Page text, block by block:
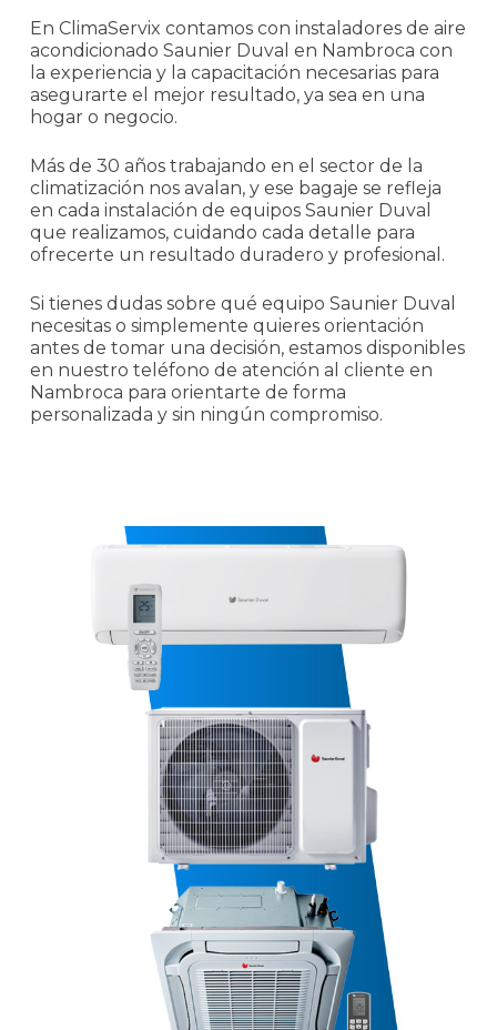
En ClimaServix contamos con instaladores de aire
acondicionado Saunier Duval en Nambroca con
la experiencia y la capacitación necesarias para
asegurarte el mejor resultado, ya sea en una
hogar o negocio.
Más de 30 años trabajando en el sector de la
climatización nos avalan, y ese bagaje se refleja
en cada instalación de equipos Saunier Duval
que realizamos, cuidando cada detalle para
ofrecerte un resultado duradero y profesional.
Si tienes dudas sobre qué equipo Saunier Duval
necesitas o simplemente quieres orientación
antes de tomar una decisión, estamos disponibles
en nuestro teléfono de atención al cliente en
Nambroca para orientarte de forma
personalizada y sin ningún compromiso.